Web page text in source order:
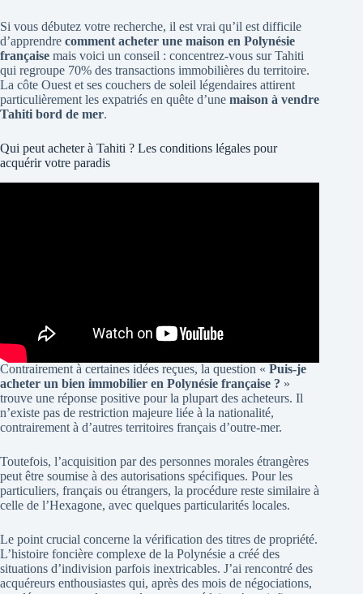
Si vous débutez votre recherche, il est vrai qu’il est difficile
d’apprendre comment acheter une maison en Polynésie
française mais voici un conseil : concentrez-vous sur Tahiti
qui regroupe 70% des transactions immobilières du territoire.
La côte Ouest et ses couchers de soleil légendaires attirent
particulièrement les expatriés en quête d’une maison à vendre
Tahiti bord de mer.
Qui peut acheter à Tahiti ? Les conditions légales pour
acquérir votre paradis
Contrairement à certaines idées reçues, la question « Puis-je
acheter un bien immobilier en Polynésie française ? »
trouve une réponse positive pour la plupart des acheteurs. Il
n’existe pas de restriction majeure liée à la nationalité,
contrairement à d’autres territoires français d’outre-mer.
Toutefois, l’acquisition par des personnes morales étrangères
peut être soumise à des autorisations spécifiques. Pour les
particuliers, français ou étrangers, la procédure reste similaire à
celle de l’Hexagone, avec quelques particularités locales.
Le point crucial concerne la vérification des titres de propriété.
L’histoire foncière complexe de la Polynésie a créé des
situations d’indivision parfois inextricables. J’ai rencontré des
acquéreurs enthousiastes qui, après des mois de négociations,